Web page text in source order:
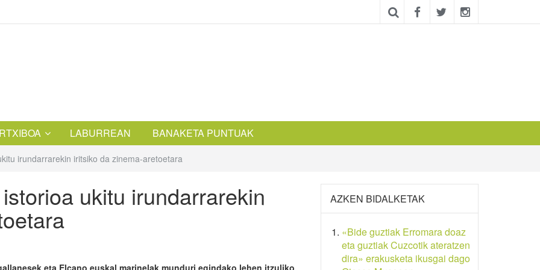
LABURREAN BANAKETA PUNTUAK
irundarrarekin iritsiko da zinema-aretoetara
ukitu irundarrarekin
eta Elcano euskal marinelak munduri egindako lehen itzuliko
AZKEN BIDALKETAK
«Bide guztiak Erromara doaz
eta guztiak Cuzcotik ateratzen
dira» erakusketa ikusgai dago